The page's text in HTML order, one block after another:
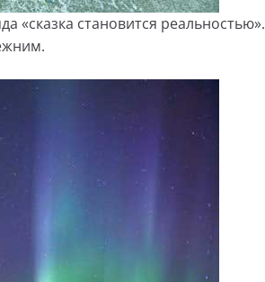
«сказка становится реальностью».